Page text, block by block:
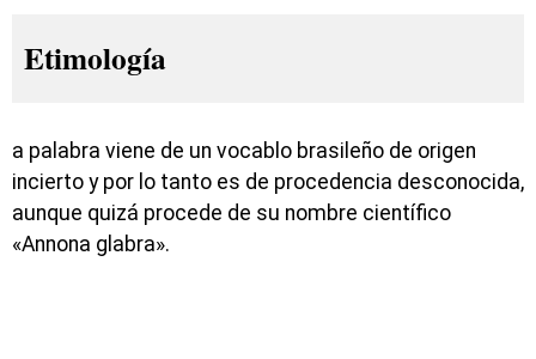
Etimología
a palabra viene de un vocablo brasileño de origen
incierto y por lo tanto es de procedencia desconocida,
aunque quizá procede de su nombre científico
«Annona glabra».